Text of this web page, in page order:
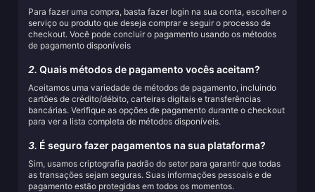
Para fazer uma compra, basta fazer login na sua conta, escolher o
serviço ou produto que deseja comprar e seguir o processo de
checkout. Você pode concluir o pagamento usando os métodos
de pagamento disponíveis
2. Quais métodos de pagamento vocês aceitam?
Aceitamos uma variedade de métodos de pagamento, incluindo
cartões de crédito/débito, carteiras digitais e transferências
bancárias. Verifique as opções de pagamento durante o checkout
para ver a lista completa de métodos disponíveis.
3. É seguro fazer pagamentos na sua plataforma?
Sim, usamos criptografia padrão do setor para garantir que todas
as transações sejam seguras. Suas informações pessoais e de
pagamento estão protegidas em todos os momentos.